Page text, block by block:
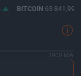
BITCOIN63 841,99
2000 MW